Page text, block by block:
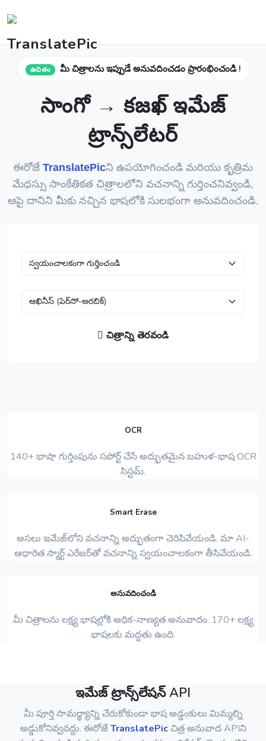
ఉచితం మీ చిత్రాలను ఇప్పుడే అనువదించడం ప్రారంభించండి !
సాంగో → కజఖ్ ఇమేజ్
ట్రాన్స్‌లేటర్
ఈరోజే TranslatePicని ఉపయోగించండి మరియు కృత్రిమ
మేధస్సు సాంకేతికత చిత్రాలలోని వచనాన్ని గుర్తించనివ్వండి,
ఆపై దానిని మీకు నచ్చిన భాషలోకి సులభంగా అనువదించండి.
చిత్రాన్ని తెరవండి
OCR
140+ భాషా గుర్తింపును సపోర్ట్ చేసే అద్భుతమైన బహుళ-భాష OCR
సిస్టమ్.
Smart Erase
అసలు ఇమేజ్‌లోని వచనాన్ని అద్భుతంగా చెరిపివేయండి. మా AI-
ఆధారిత స్మార్ట్ ఎరేజర్‌తో వచనాన్ని స్వయంచాలకంగా తీసివేయండి.
అనువదించండి
మీ చిత్రాలను లక్ష్య భాషల్లోకి అధిక-నాణ్యత అనువాదం. 170+ లక్ష్య
భాషలకు మద్దతు ఉంది.
ఇమేజ్ ట్రాన్స్‌లేషన్ API
మీ పూర్తి సామర్థ్యాన్ని చేరుకోకుండా భాష అడ్డంకులు మిమ్మల్ని
అడ్డుకోనివ్వవద్దు. ఈరోజేTranslatePicచిత్ర అనువాద APIని